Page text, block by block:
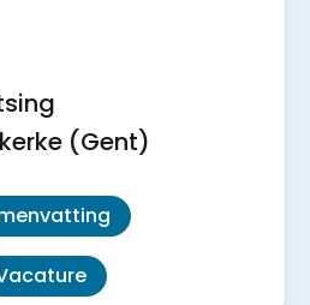
(Gent)